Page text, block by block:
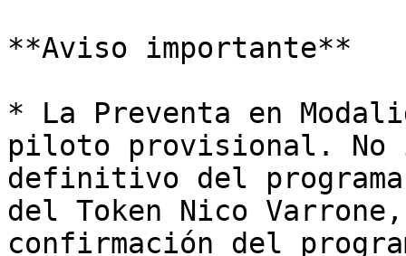
**Aviso importante**
* La Preventa en
piloto provisional. No
definitivo del
del Token Nico
confirmación del